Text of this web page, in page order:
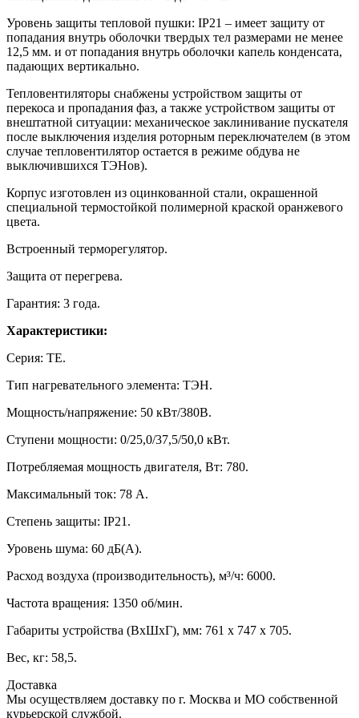
Уровень защиты тепловой пушки: IP21 – имеет защиту от
попадания внутрь оболочки твердых тел размерами не менее
12,5 мм. и от попадания внутрь оболочки капель конденсата,
падающих вертикально.
Тепловентиляторы снабжены устройством защиты от
перекоса и пропадания фаз, а также устройством защиты от
внештатной ситуации: механическое заклинивание пускателя
после выключения изделия роторным переключателем (в этом
случае тепловентилятор остается в режиме обдува не
выключившихся ТЭНов).
Корпус изготовлен из оцинкованной стали, окрашенной
специальной термостойкой полимерной краской оранжевого
цвета.
Встроенный терморегулятор.
Защита от перегрева.
Гарантия: 3 года.
Характеристики:
Серия: ТЕ.
Тип нагревательного элемента: ТЭН.
Мощность/напряжение: 50 кВт/380В.
Ступени мощности: 0/25,0/37,5/50,0 кВт.
Потребляемая мощность двигателя, Вт: 780.
Максимальный ток: 78 А.
Степень защиты: IP21.
Уровень шума: 60 дБ(А).
Расход воздуха (производительность), м³/ч: 6000.
Частота вращения: 1350 об/мин.
Габариты устройства (ВхШхГ), мм: 761 х 747 х 705.
Вес, кг: 58,5.
Доставка
Мы осуществляем доставку по г. Москва и МО собственной
курьерской службой.